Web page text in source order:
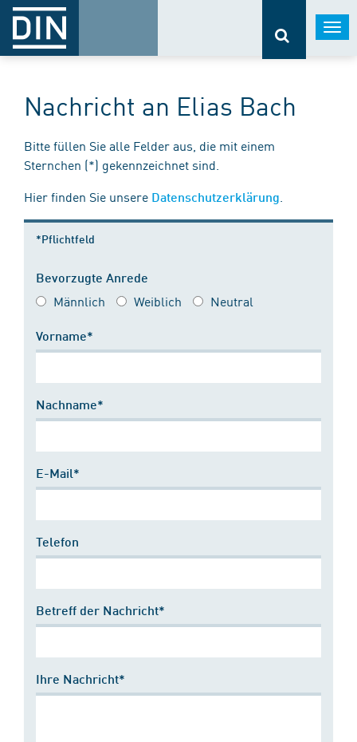
Nachricht an Elias Bach
Bitte füllen Sie alle Felder aus, die mit einem
Sternchen (*) gekennzeichnet sind.
Hier finden Sie unsere Datenschutzerklärung
*Pflichtfeld
Bevorzugte Anrede
Männlich Weiblich Neutral
Vorname*
Nachname*
E-Mail*
Telefon
Betreff der Nachricht*
Ihre Nachricht*